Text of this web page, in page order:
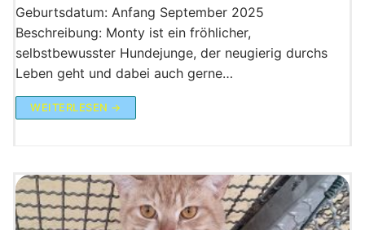
Geburtsdatum: Anfang September 2025
Beschreibung: Monty ist ein fröhlicher,
selbstbewusster Hundejunge, der neugierig durchs
Leben geht und dabei auch gerne…
WEITERLESEN →